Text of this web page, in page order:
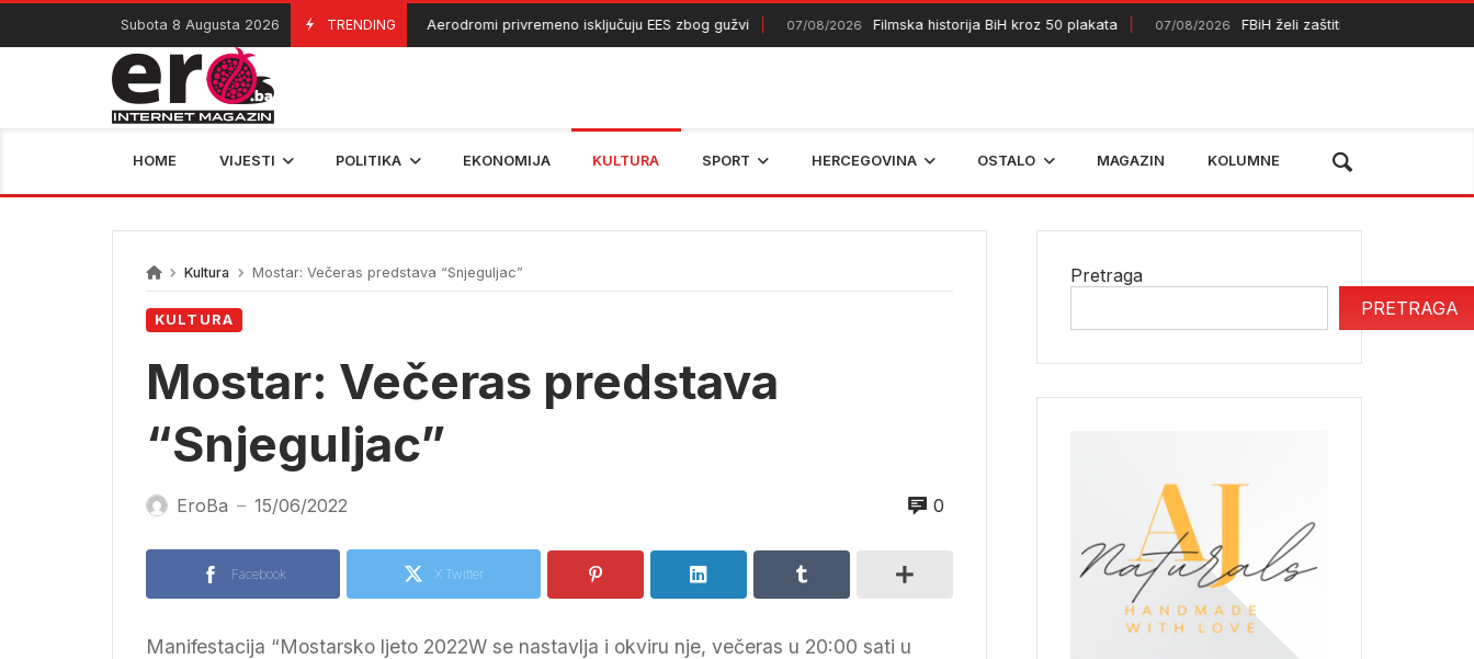
Skip
content
Subota 8 Augusta 2026 TRENDING
07/08/2026 Aerodromi privremeno isključuju EES zbog gužvi 07/08/2026 Filmska historija BiH kroz 50 plakata 07/08/2026 FBiH želi zaštititi dodatnih 50.000
HOME VIJESTI POLITIKA EKONOMIJA KULTURA SPORT HERCEGOVINA OSTALO MAGAZIN KOLUMNE
Kultura Mostar: Večeras predstava “Snjeguljac”
KULTURA
Mostar: Večeras predstava
“Snjeguljac”
EroBa — 15/06/2022 0
Facebook X Twitter
Manifestacija “Mostarsko ljeto 2022W se nastavlja i okviru nje, večeras u 20:00 sati u
Pretraga
PRETRAGA